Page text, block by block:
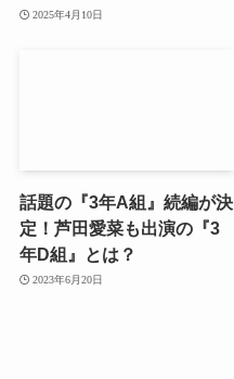
2025年4月10日
話題の『3年A組』続編が決
定！芦田愛菜も出演の『3
年D組』とは？
2023年6月20日